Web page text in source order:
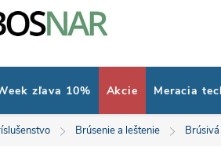
zľava 10% Akcie Meracia
Brúsenie a leštenie